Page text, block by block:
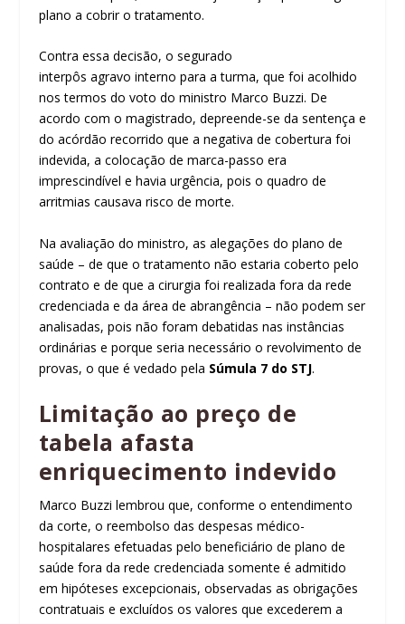
plano a cobrir o tratamento.
Contra essa decisão, o segurado
interpôs agravo interno para a turma, que foi acolhido
nos termos do voto do ministro Marco Buzzi. De
acordo com o magistrado, depreende-se da sentença e
do acórdão recorrido que a negativa de cobertura foi
indevida, a colocação de marca-passo era
imprescindível e havia urgência, pois o quadro de
arritmias causava risco de morte.
Na avaliação do ministro, as alegações do plano de
saúde – de que o tratamento não estaria coberto pelo
contrato e de que a cirurgia foi realizada fora da rede
credenciada e da área de abrangência – não podem ser
analisadas, pois não foram debatidas nas instâncias
ordinárias e porque seria necessário o revolvimento de
provas, o que é vedado pela Súmula 7 do STJ.
Limitação ao preço de
tabela afasta
enriquecimento indevido
Marco Buzzi lembrou que, conforme o entendimento
da corte, o reembolso das despesas médico-
hospitalares efetuadas pelo beneficiário de plano de
saúde fora da rede credenciada somente é admitido
em hipóteses excepcionais, observadas as obrigações
contratuais e excluídos os valores que excederem a